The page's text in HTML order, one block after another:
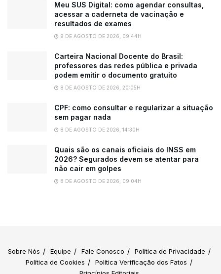
Meu SUS Digital: como agendar consultas,
acessar a caderneta de vacinação e
resultados de exames
9 DE AGOSTO DE 2026, 09:44H
Carteira Nacional Docente do Brasil:
professores das redes pública e privada
podem emitir o documento gratuito
8 DE AGOSTO DE 2026, 20:05H
CPF: como consultar e regularizar a situação
sem pagar nada
8 DE AGOSTO DE 2026, 14:30H
Quais são os canais oficiais do INSS em
2026? Segurados devem se atentar para
não cair em golpes
8 DE AGOSTO DE 2026, 09:04H
Sobre Nós Equipe Fale Conosco
Política de Privacidade
Política de Cookies
Política Verificação dos Fatos